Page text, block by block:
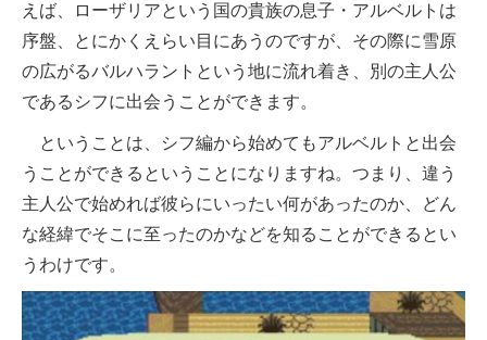
えば、ローザリアという国の貴族の息子・アルベルトは
序盤、とにかくえらい目にあうのですが、その際に雪原
の広がるバルハラントという地に流れ着き、別の主人公
であるシフに出会うことができます。
ということは、シフ編から始めてもアルベルトと出会
うことができるということになりますね。つまり、違う
主人公で始めれば彼らにいったい何があったのか、どん
な経緯でそこに至ったのかなどを知ることができるとい
うわけです。